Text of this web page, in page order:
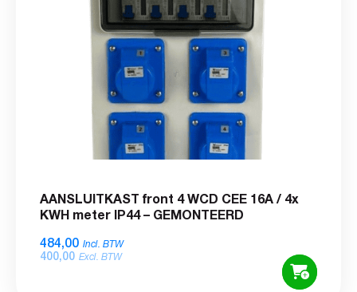
AANSLUITKAST front 4 WCD CEE 16A / 4x
KWH meter IP44 – GEMONTEERD
484,00 Incl. BTW
400,00 Excl. BTW